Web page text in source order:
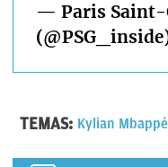
— Paris Saint-
TEMAS: Kylian Mbappé